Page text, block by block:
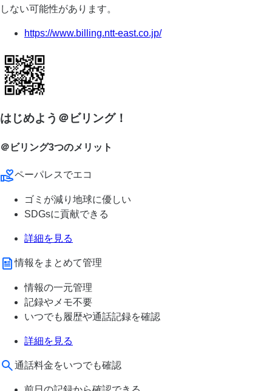
しない可能性があります。
https://www.billing.ntt-east.co.jp/
はじめよう＠ビリング！
＠ビリング3つのメリット
ペーパレスでエコ
ゴミが減り地球に優しい
SDGsに貢献できる
詳細を見る
情報をまとめて管理
情報の一元管理
記録やメモ不要
いつでも履歴や通話記録を確認
詳細を見る
通話料金をいつでも確認